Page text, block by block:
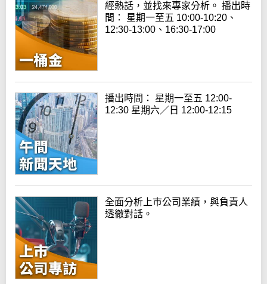
經熱話，並找來專家分析。 播出時
間： 星期一至五 10:00-10:20、
12:30-13:00、16:30-17:00
播出時間： 星期一至五 12:00-
12:30 星期六／日 12:00-12:15
全面分析上巿公司業績，與負責人
透徹對話。